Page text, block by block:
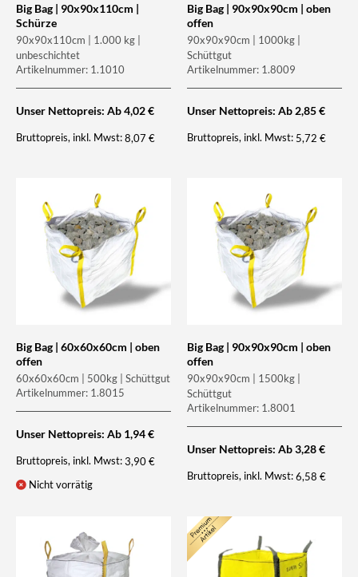
Big Bag | 90x90x110cm |
Schürze
90x90x110cm | 1.000 kg |
unbeschichtet
Artikelnummer: 1.1010
Unser Nettopreis: Ab4,02€
Bruttopreis, inkl. Mwst:8,07€
Big Bag | 90x90x90cm | oben
offen
90x90x90cm | 1000kg |
Schüttgut
Artikelnummer: 1.8009
Unser Nettopreis: Ab 2,85€
Bruttopreis, inkl. Mwst: 5,72€
Big Bag | 60x60x60cm | oben
offen
60x60x60cm | 500kg | Schüttgut
Artikelnummer: 1.8015
Unser Nettopreis: Ab 1,94€
Bruttopreis, inkl. Mwst:3,90€
Nicht vorrätig
Big Bag | 90x90x90cm | oben
offen
90x90x90cm | 1500kg |
Schüttgut
Artikelnummer: 1.8001
Unser Nettopreis: Ab3,28€
Bruttopreis, inkl. Mwst:6,58€